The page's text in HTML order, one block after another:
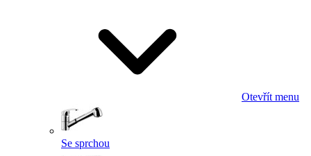
Otevřít menu
Se sprchou